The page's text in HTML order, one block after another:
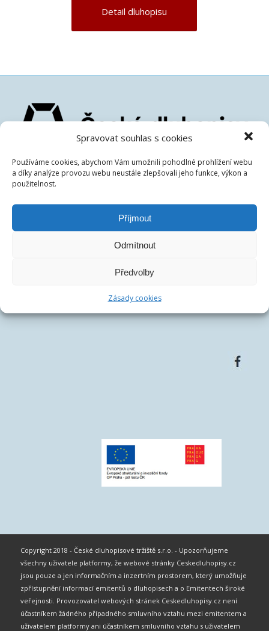
Spravovat souhlas s cookies
Používáme cookies, abychom Vám umožnili pohodlné prohlížení webu
a díky analýze provozu webu neustále zlepšovali jeho funkce, výkon a
použitelnost.
Příjmout
Odmítnout
Předvolby
Zásady cookies
Detail dluhopisu
České dluhopisové tržiště s.r.o.
IČ:07486278
Centrála společnosti:Francouzská 75/4, 12000 Praha
Copyright 2018 - České dluhopisové tržiště s.r.o. - Upozorňujeme
všechny uživatele platformy, že webové stránky Ceskedluhopisy.cz
jsou pouze a jen informačním a inzertním prostorem, který umožňuje
zpřístupnění informací emitentů o dluhopisech a o Emitentech široké
veřejnosti. Provozovatel webových stránek Ceskedluhopisy.cz není
účastníkem žádného případného smluvního vztahu mezi emitentem a
uživatelem platformy ani účastníkem smluvního vztahu s uživatelem